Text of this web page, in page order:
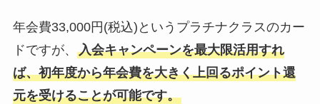
年会費33,000円(税込)というプラチナクラスのカー
ドですが、 入会キャンペーンを最大限活用すれ
ば、初年度から年会費を大きく上回るポイント還
元を受けることが可能です。